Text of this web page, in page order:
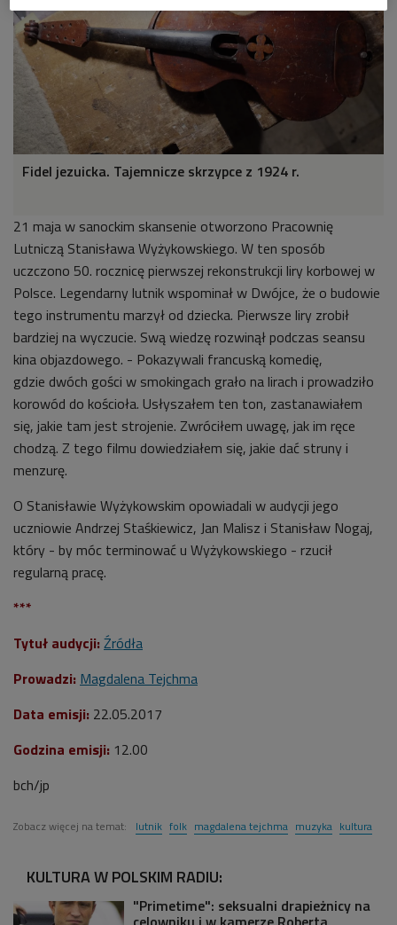
Fidel jezuicka. Tajemnicze skrzypce z 1924 r.
21 maja w sanockim skansenie otworzono Pracownię
Lutniczą Stanisława Wyżykowskiego. W ten sposób
uczczono 50. rocznicę pierwszej rekonstrukcji liry korbowej w
Polsce. Legendarny lutnik wspominał w Dwójce, że o budowie
tego instrumentu marzył od dziecka. Pierwsze liry zrobił
bardziej na wyczucie. Swą wiedzę rozwinął podczas seansu
kina objazdowego. - Pokazywali francuską komedię,
gdzie dwóch gości w smokingach grało na lirach i prowadziło
korowód do kościoła. Usłyszałem ten ton, zastanawiałem
się, jakie tam jest strojenie. Zwróciłem uwagę, jak im ręce
chodzą. Z tego filmu dowiedziałem się, jakie dać struny i
menzurę.
O Stanisławie Wyżykowskim opowiadali w audycji jego
uczniowie Andrzej Staśkiewicz, Jan Malisz i Stanisław Nogaj,
który - by móc terminować u Wyżykowskiego - rzucił
regularną pracę.
***
Tytuł audycji: Źródła
Prowadzi: Magdalena Tejchma
Data emisji: 22.05.2017
Godzina emisji: 12.00
bch/jp
Zobacz więcej na temat: lutnik folk magdalena tejchma muzyka kultura
KULTURA W POLSKIM RADIU:
"Primetime": seksualni drapieżnicy na